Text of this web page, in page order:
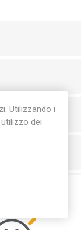
Utilizzando i
dei